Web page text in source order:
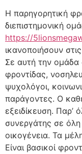
Η παρηγορητική
διεπιστημονική
https://
ικανοποιήσουν
Σε αυτή την ομάδα
φροντίδας,
ψυχολόγοι,
παράγοντες. Ο
εξειδίκευση. Παρ’
συνεργάτης σε
οικογένεια. Τα
Είναι βασικοί